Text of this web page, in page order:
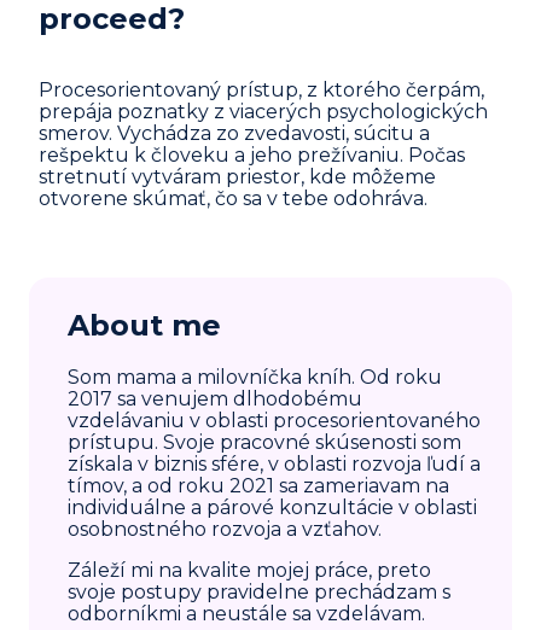
proceed?
Procesorientovaný prístup, z ktorého čerpám,
prepája poznatky z viacerých psychologických
smerov. Vychádza zo zvedavosti, súcitu a
rešpektu k človeku a jeho prežívaniu. Počas
stretnutí vytváram priestor, kde môžeme
otvorene skúmať, čo sa v tebe odohráva.
About me
Som mama a milovníčka kníh. Od roku
2017 sa venujem dlhodobému
vzdelávaniu v oblasti procesorientovaného
prístupu. Svoje pracovné skúsenosti som
získala v biznis sfére, v oblasti rozvoja ľudí a
tímov, a od roku 2021 sa zameriavam na
individuálne a párové konzultácie v oblasti
osobnostného rozvoja a vzťahov.
Záleží mi na kvalite mojej práce, preto
svoje postupy pravidelne prechádzam s
odborníkmi a neustále sa vzdelávam.